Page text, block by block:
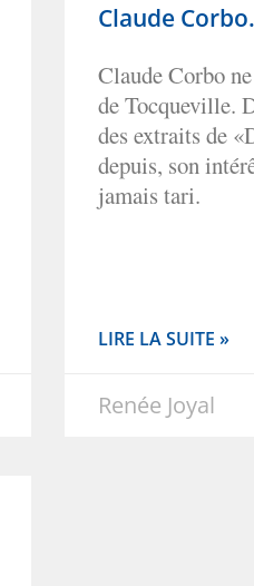
Claude
Claude Corbo
de Tocqueville.
des extraits de
depuis, son
jamais tari.
LIRE LA SUITE »
Renée Joyal